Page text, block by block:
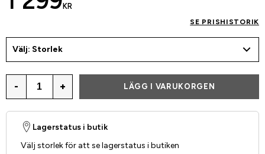
KR
SE PRISHISTORIK
Välj: Storlek
- + LÄGG I VARUKORGEN
Lagerstatus i butik
Välj storlek för att se lagerstatus i butiken